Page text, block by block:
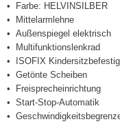
Farbe: HELVINSILBER
Mittelarmlehne
Außenspiegel elektrisch
Multifunktionslenkrad
ISOFIX
Getönte Scheiben
Freisprecheinrichtung
Start-Stop-Automatik